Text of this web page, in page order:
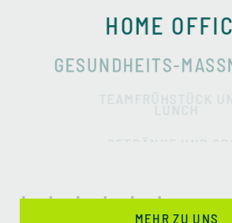
GESUNDHEITS-
TEAMFRÜHSTÜCK
GUTE
MEHR ZU UNS